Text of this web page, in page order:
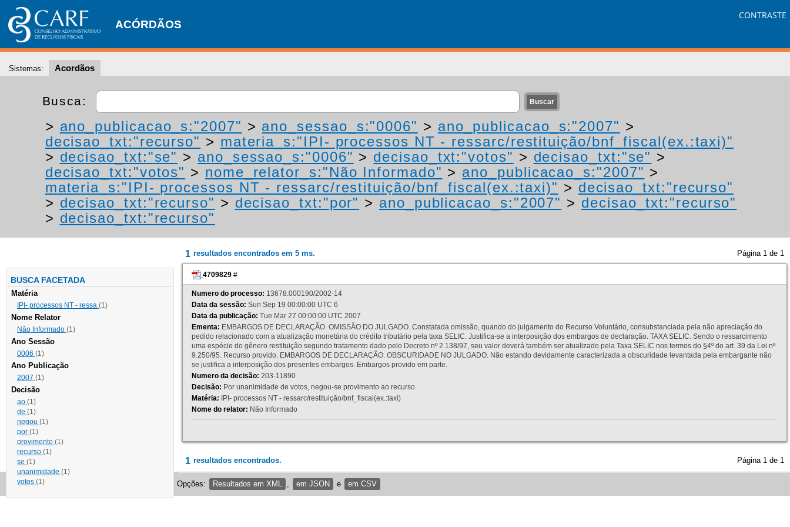
ACÓRDÃOS
CONTRASTE
Sistemas: Acordãos
Busca:
> ano_publicacao_s:"2007" > ano_sessao_s:"0006" > ano_publicacao_s:"2007" >
decisao_txt:"recurso" > materia_s:"IPI- processos NT - ressarc/restituição/bnf_fiscal(ex.:taxi)"
> decisao_txt:"se" > ano_sessao_s:"0006" > decisao_txt:"votos" > decisao_txt:"se" >
decisao_txt:"votos" > nome_relator_s:"Não Informado" > ano_publicacao_s:"2007" >
materia_s:"IPI- processos NT - ressarc/restituição/bnf_fiscal(ex.:taxi)" > decisao_txt:"recurso"
> decisao_txt:"recurso" > decisao_txt:"por" > ano_publicacao_s:"2007" > decisao_txt:"recurso"
> decisao_txt:"recurso"
BUSCA FACETADA
Matéria
IPI- processos NT - ressa (1)
Nome Relator
Não Informado (1)
Ano Sessão
0006 (1)
Ano Publicação
2007 (1)
Decisão
ao (1)
de (1)
negou (1)
por (1)
provimento (1)
recurso (1)
se (1)
unanimidade (1)
votos (1)
1 resultados encontrados em 5 ms. Página 1 de 1
4709829 #
Numero do processo: 13678.000190/2002-14
Data da sessão: Sun Sep 19 00:00:00 UTC 6
Data da publicação: Tue Mar 27 00:00:00 UTC 2007
Ementa: EMBARGOS DE DECLARAÇÃO. OMISSÃO DO JULGADO. Constatada omissão, quando do julgamento do Recurso Voluntário, consubstanciada pela não apreciação do
pedido relacionado com a atualização monetária do crédito tributário pela taxa SELIC. Justifica-se a interposição dos embargos de declaração. TAXA SELIC. Sendo o ressarcimento
uma espécie do gênero restituição segundo tratamento dado pelo Decreto nº 2.138/97, seu valor deverá também ser atualizado pela Taxa SELIC nos termos do §4º do art. 39 da Lei nº
9.250/95. Recurso provido. EMBARGOS DE DECLARAÇÃO. OBSCURIDADE NO JULGADO. Não estando devidamente caracterizada a obscuridade levantada pela embargante não
se justifica a interposição dos presentes embargos. Embargos provido em parte.
Numero da decisão: 203-11890
Decisão: Por unanimidade de votos, negou-se provimento ao recurso.
Matéria: IPI- processos NT - ressarc/restituição/bnf_fiscal(ex.:taxi)
Nome do relator: Não Informado
1 resultados encontrados. Página 1 de 1
Opções: Resultados em XML em JSON e em CSV